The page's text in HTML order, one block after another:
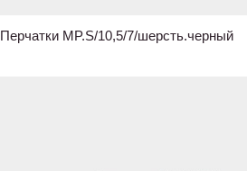
Перчатки MP.S/10,5/7/шерсть.черный